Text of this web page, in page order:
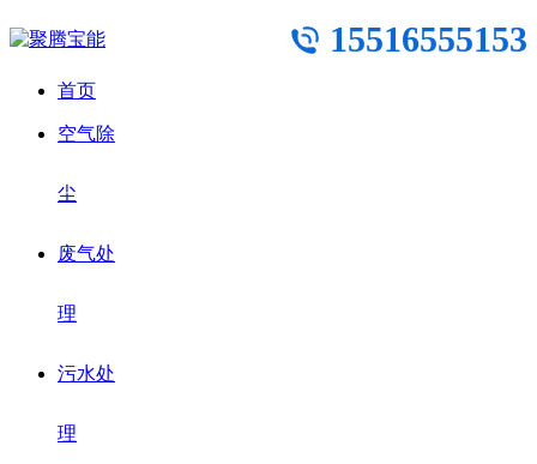
15516555153
首页
空气除
尘
废气处
理
污水处
理